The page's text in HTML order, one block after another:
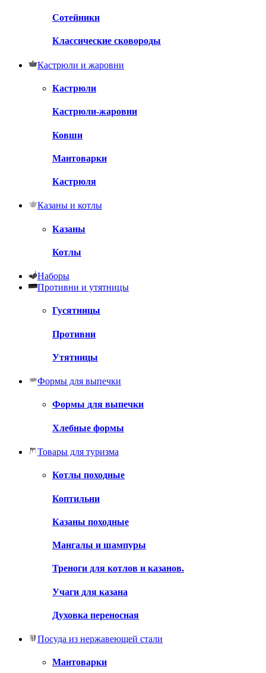
Сотейники
Классические сковороды
Кастрюли и жаровни
Кастрюли
Кастрюли-жаровни
Ковши
Мантоварки
Кастрюля
Казаны и котлы
Казаны
Котлы
Наборы
Противни и утятницы
Гусятницы
Противни
Утятницы
Формы для выпечки
Формы для выпечки
Хлебные формы
Товары для туризма
Котлы походные
Коптильни
Казаны походные
Мангалы и шампуры
Треноги для котлов и казанов.
Учаги для казана
Духовка переносная
Посуда из нержавеющей стали
Мантоварки